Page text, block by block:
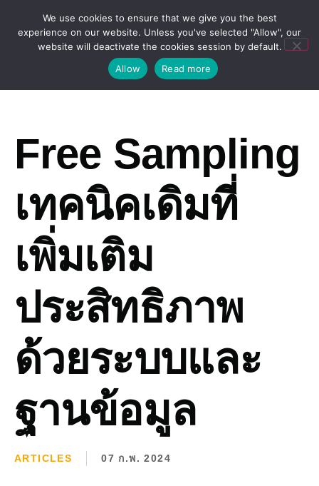
Free Sampling
เทคนิคเดิมที่
เพิ่มเติม
ประสิทธิภาพ
ด้วยระบบและ
ฐานข้อมูล
ARTICLES 07 ก.พ. 2024
We use cookies to ensure that we give you the best
experience on our website. Unless you've selected "Allow", our
website will deactivate the cookies session by default.
Allow
Read more